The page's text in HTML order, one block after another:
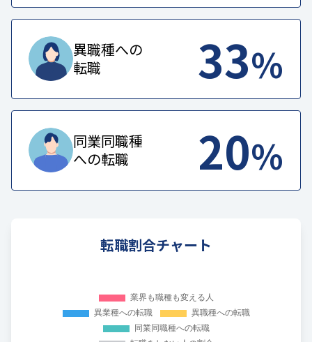
異職種への
転職
33%
同業同職種
への転職
20%
転職割合チャート